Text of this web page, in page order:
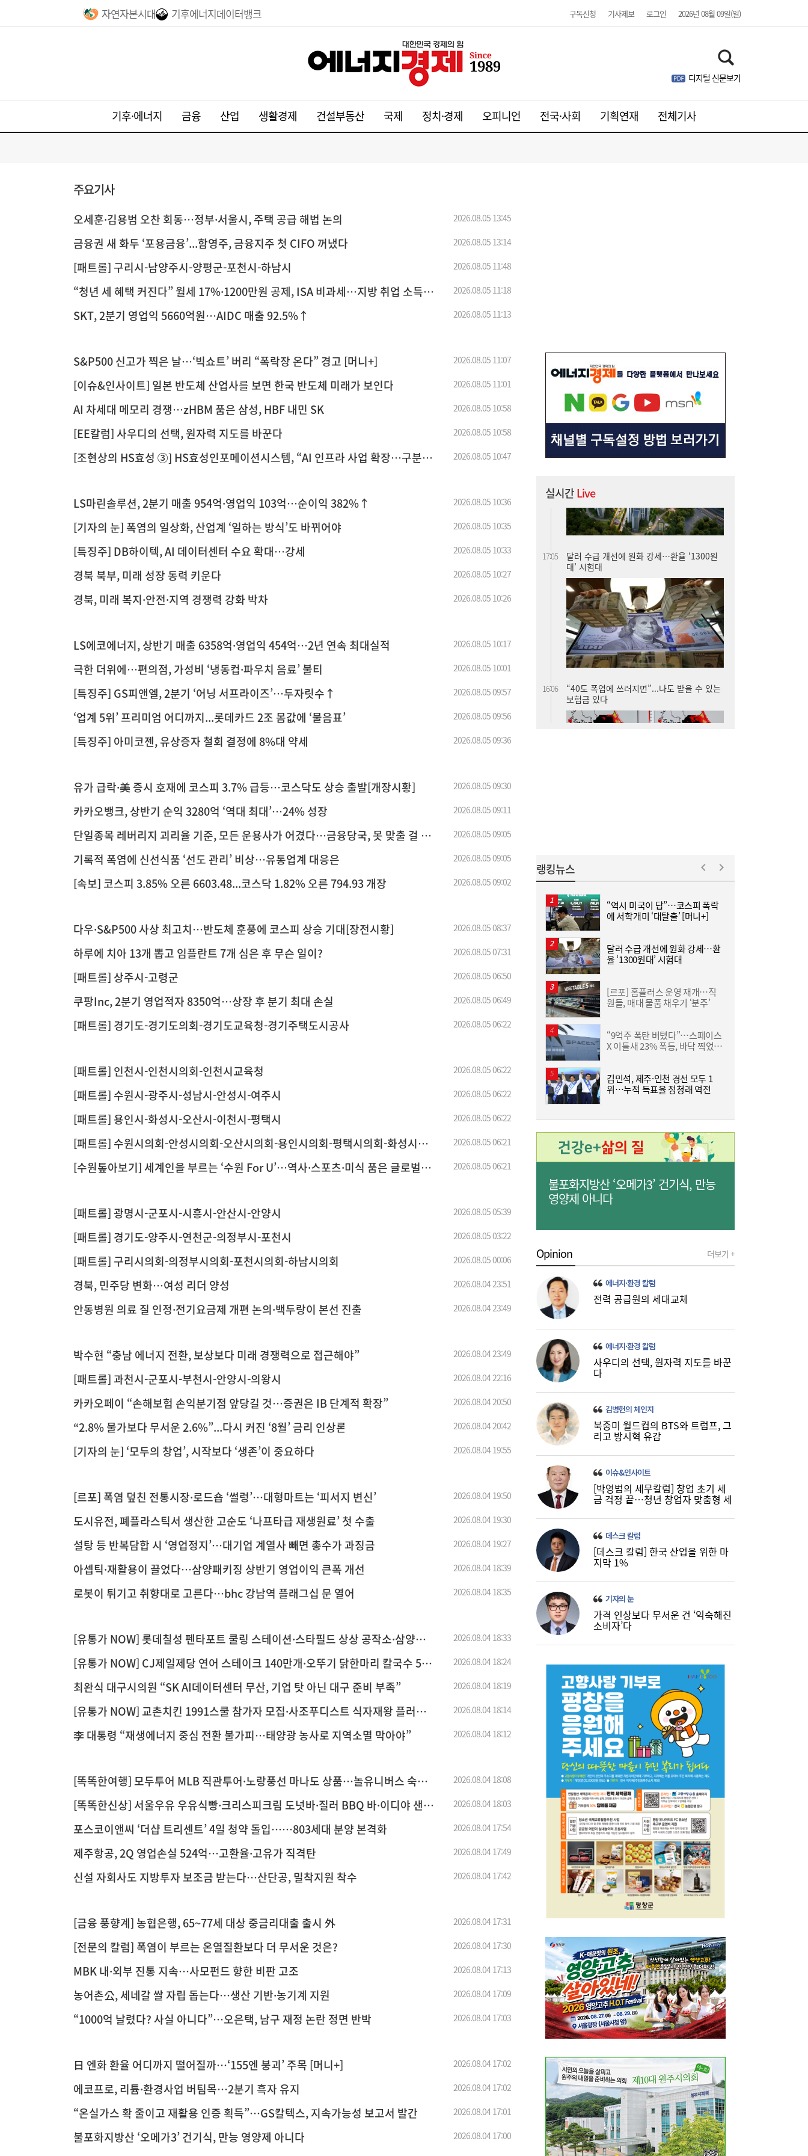
자연자본시대 기후에너지데이터뱅크 구독신청 기사제보 로그인 2026년 08월 09일(일)
디지털 신문보기
기후·에너지 금융 산업 생활경제 건설부동산 국제 정치·경제 오피니언 전국·사회 기획연재 전체기사
주요기사
오세훈·김용범 오찬 회동…정부·서울시, 주택 공급 해법 논의 2026.08.05 13:45
금융권 새 화두 ‘포용금융’...함영주, 금융지주 첫 CIFO 꺼냈다 2026.08.05 13:14
[패트롤] 구리시-남양주시-양평군-포천시-하남시 2026.08.05 11:48
“청년 세 혜택 커진다” 월세 17%·1200만원 공제, ISA 비과세…지방 취업 소득
2026.08.05 11:18
SKT, 2분기 영업익 5660억원…AIDC 매출 92.5%↑ 2026.08.05 11:13
S&P500 신고가 찍은 날…‘빅쇼트’ 버리 “폭락장 온다” 경고 [머니+] 2026.08.05 11:07
[이슈&인사이트] 일본 반도체 산업사를 보면 한국 반도체 미래가 보인다 2026.08.05 11:01
AI 차세대 메모리 경쟁…zHBM 품은 삼성, HBF 내민 SK 2026.08.05 10:58
[EE칼럼] 사우디의 선택, 원자력 지도를 바꾼다 2026.08.05 10:58
[조현상의 HS효성 ③] HS효성인포메이션시스템, “AI 인프라 사업 확장…구분
2026.08.05 10:47
LS마린솔루션, 2분기 매출 954억·영업익 103억…순이익 382%↑ 2026.08.05 10:36
[기자의 눈] 폭염의 일상화, 산업계 ‘일하는 방식’도 바뀌어야 2026.08.05 10:35
[특징주] DB하이텍, AI 데이터센터 수요 확대…강세 2026.08.05 10:33
경북 북부, 미래 성장 동력 키운다 2026.08.05 10:27
경북, 미래 복지·안전·지역 경쟁력 강화 박차 2026.08.05 10:26
LS에코에너지, 상반기 매출 6358억·영업익 454억…2년 연속 최대실적 2026.08.05 10:17
극한 더위에…편의점, 가성비 ‘냉동컵·파우치 음료’ 불티 2026.08.05 10:01
[특징주] GS피앤엘, 2분기 ‘어닝 서프라이즈’…두자릿수↑ 2026.08.05 09:57
‘업계 5위’ 프리미엄 어디까지...롯데카드 2조 몸값에 ‘물음표’ 2026.08.05 09:56
[특징주] 아미코젠, 유상증자 철회 결정에 8%대 약세 2026.08.05 09:36
유가 급락·美 증시 호재에 코스피 3.7% 급등…코스닥도 상승 출발[개장시황] 2026.08.05 09:30
카카오뱅크, 상반기 순익 3280억 ‘역대 최대’…24% 성장 2026.08.05 09:11
단일종목 레버리지 괴리율 기준, 모든 운용사가 어겼다…금융당국, 못 맞출 걸 알
2026.08.05 09:05
기록적 폭염에 신선식품 ‘선도 관리’ 비상…유통업계 대응은 2026.08.05 09:05
[속보] 코스피 3.85% 오른 6603.48...코스닥 1.82% 오른 794.93 개장 2026.08.05 09:02
다우·S&P500 사상 최고치…반도체 훈풍에 코스피 상승 기대[장전시황] 2026.08.05 08:37
하루에 치아 13개 뽑고 임플란트 7개 심은 후 무슨 일이? 2026.08.05 07:31
[패트롤] 상주시-고령군 2026.08.05 06:50
쿠팡Inc, 2분기 영업적자 8350억…상장 후 분기 최대 손실 2026.08.05 06:49
[패트롤] 경기도-경기도의회-경기도교육청-경기주택도시공사 2026.08.05 06:22
[패트롤] 인천시-인천시의회-인천시교육청 2026.08.05 06:22
[패트롤] 수원시-광주시-성남시-안성시-여주시 2026.08.05 06:22
[패트롤] 용인시-화성시-오산시-이천시-평택시 2026.08.05 06:22
[패트롤] 수원시의회-안성시의회-오산시의회-용인시의회-평택시의회-화성시의
2026.08.05 06:21
[수원톺아보기] 세계인을 부르는 ‘수원 For U’…역사·스포츠·미식 품은 글로벌
2026.08.05 06:21
[패트롤] 광명시-군포시-시흥시-안산시-안양시 2026.08.05 05:39
[패트롤] 경기도-양주시-연천군-의정부시-포천시 2026.08.05 03:22
[패트롤] 구리시의회-의정부시의회-포천시의회-하남시의회 2026.08.05 00:06
경북, 민주당 변화…여성 리더 양성 2026.08.04 23:51
안동병원 의료 질 인정·전기요금제 개편 논의·백두랑이 본선 진출 2026.08.04 23:49
박수현 “충남 에너지 전환, 보상보다 미래 경쟁력으로 접근해야” 2026.08.04 23:49
[패트롤] 과천시-군포시-부천시-안양시-의왕시 2026.08.04 22:16
카카오페이 “손해보험 손익분기점 앞당길 것…증권은 IB 단계적 확장” 2026.08.04 20:50
“2.8% 물가보다 무서운 2.6%”...다시 커진 ‘8월’ 금리 인상론 2026.08.04 20:42
[기자의 눈] ‘모두의 창업’, 시작보다 ‘생존’이 중요하다 2026.08.04 19:55
[르포] 폭염 덮친 전통시장·로드숍 ‘썰렁’…대형마트는 ‘피서지 변신’ 2026.08.04 19:50
도시유전, 폐플라스틱서 생산한 고순도 ‘나프타급 재생원료’ 첫 수출 2026.08.04 19:30
설탕 등 반복담합 시 ‘영업정지’…대기업 계열사 빼면 총수가 과징금 2026.08.04 19:27
아셉틱·재활용이 끌었다…삼양패키징 상반기 영업이익 큰폭 개선 2026.08.04 18:39
로봇이 튀기고 취향대로 고른다…bhc 강남역 플래그십 문 열어 2026.08.04 18:35
[유통가 NOW] 롯데칠성 펜타포트 쿨링 스테이션·스타필드 상상 공작소·삼양애
2026.08.04 18:33
[유통가 NOW] CJ제일제당 연어 스테이크 140만개·오뚜기 닭한마리 칼국수 50
2026.08.04 18:24
최완식 대구시의원 “SK AI데이터센터 무산, 기업 탓 아닌 대구 준비 부족” 2026.08.04 18:19
[유통가 NOW] 교촌치킨 1991스쿨 참가자 모집·사조푸디스트 식자재왕 플러스
2026.08.04 18:14
李 대통령 “재생에너지 중심 전환 불가피…태양광 농사로 지역소멸 막아야” 2026.08.04 18:12
[똑똑한여행] 모두투어 MLB 직관투어·노랑풍선 마나도 상품…놀유니버스 숙소
2026.08.04 18:08
[똑똑한신상] 서울우유 우유식빵·크리스피크림 도넛바·질러 BBQ 바·이디야 샌
2026.08.04 18:03
포스코이앤씨 ‘더샵 트리센트’ 4일 청약 돌입……803세대 분양 본격화 2026.08.04 17:54
제주항공, 2Q 영업손실 524억…고환율·고유가 직격탄 2026.08.04 17:49
신설 자회사도 지방투자 보조금 받는다…산단공, 밀착지원 착수 2026.08.04 17:42
[금융 풍향계] 농협은행, 65~77세 대상 중금리대출 출시 外 2026.08.04 17:31
[전문의 칼럼] 폭염이 부르는 온열질환보다 더 무서운 것은? 2026.08.04 17:30
MBK 내·외부 진통 지속…사모펀드 향한 비판 고조 2026.08.04 17:13
농어촌公, 세네갈 쌀 자립 돕는다…생산 기반·농기계 지원 2026.08.04 17:09
“1000억 날렸다? 사실 아니다”…오은택, 남구 재정 논란 정면 반박 2026.08.04 17:03
日 엔화 환율 어디까지 떨어질까…‘155엔 붕괴’ 주목 [머니+] 2026.08.04 17:02
에코프로, 리튬·환경사업 버팀목…2분기 흑자 유지 2026.08.04 17:02
“온실가스 확 줄이고 재활용 인증 획득”…GS칼텍스, 지속가능성 보고서 발간 2026.08.04 17:01
불포화지방산 ‘오메가3’ 건기식, 만능 영양제 아니다 2026.08.04 17:00
실시간Live
김민석, 제주·인천 경선 모두 1위…누적 득표
[송윤주의 부동산생태계] 첫발 뗀 ‘적금주
택’…주거사다리 기능할까
달러 수급 개선에 원화 강세…환율 ‘1300원
대’ 시험대
“40도 폭염에 쓰러지면”...나도 받을 수 있는
보험금 있다
14:24
김민석 “갈등 제로” vs 정청래 “한 번 배신하
면 또”…제주서 난타전
13:11
줄었던 中企 대출, 한 달 만에 반등…5대 은
행, 기업대출 확대
11:20
“역시 미국이 답”…코스피 폭락에 서학개미
‘대탈출’ [머니+]
이쯤되면 ‘내홍위’…국힘 윤리위원 또 사퇴,
윤리위 내부 갈등 확산
랭킹뉴스
“역시 미국이 답”…코스피 폭락
에 서학개미 ‘대탈출’ [머니+]
달러 수급 개선에 원화 강세…환
율 ‘1300원대’ 시험대
[르포] 홈플러스 운영 재개…직
원들, 매대 물품 채우기 ‘분주’
“9억주 폭탄 버텼다”…스페이스
X 이틀새 23% 폭등, 바닥 찍었나
김민석, 제주·인천 경선 모두 1
위…누적 득표율 정청래 역전
불포화지방산 ‘오메가3’ 건기식, 만능
영양제 아니다
Opinion 더보기 +
에너지·환경 칼럼
전력 공급원의 세대교체
에너지·환경 칼럼
사우디의 선택, 원자력 지도를 바꾼
다
김병헌의 체인지
북중미 월드컵의 BTS와 트럼프, 그
리고 방시혁 유감
이슈&인사이트
[박영범의 세무칼럼] 창업 초기 세
금 걱정 끝…청년 창업자 맞춤형 세
데스크 칼럼
[데스크 칼럼] 한국 산업을 위한 마
지막 1%
기자의 눈
가격 인상보다 무서운 건 ‘익숙해진
소비자’다